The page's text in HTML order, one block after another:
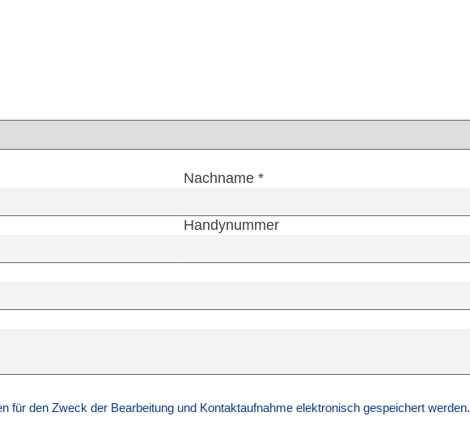
Nachname *
Handynummer
für den Zweck der Bearbeitung und Kontaktaufnahme elektronisch gespeichert werden.